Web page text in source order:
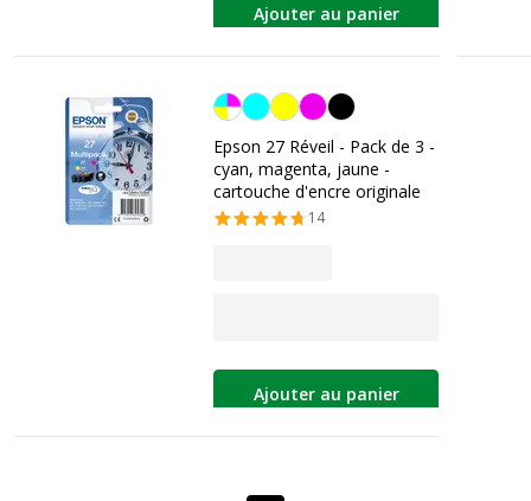
Ajouter au panier
Cyan/magenta/jaune
Epson 27 Réveil - Pack de 3 -
cyan, magenta, jaune -
cartouche d'encre originale
14
Ajouter au panier